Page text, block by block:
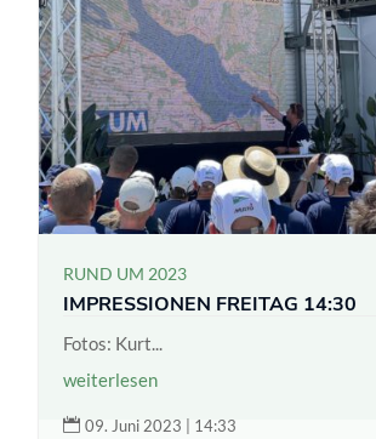
RUND UM 2023
IMPRESSIONEN FREITAG 14:30
Fotos: Kurt...
weiterlesen
 09. Juni 2023 | 14:33